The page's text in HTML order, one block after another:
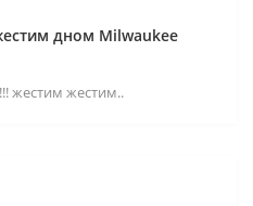
дном Milwaukee
жестим..